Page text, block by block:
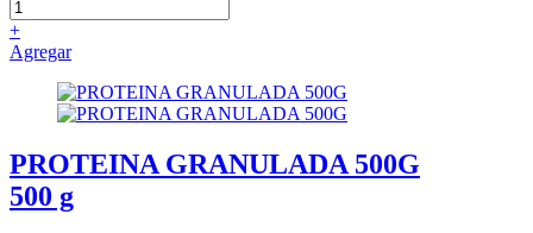
+
Agregar
PROTEINA GRANULADA 500G
500 g